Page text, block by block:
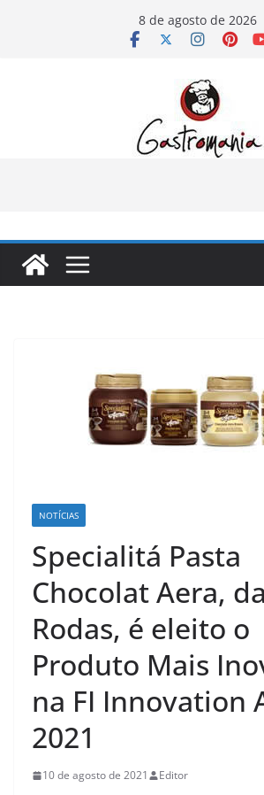
8 de agosto de 2026
NOTÍCIAS
Specialitá Pasta
Chocolat Aera,
Rodas, é eleito o
Produto Mais
na FI Innovation
2021
10 de agosto de 2021 Editor